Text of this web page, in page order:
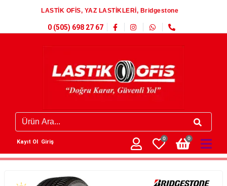
LASTİK OFİS, YAZ LASTİKLERİ, Bridgestone
0 (505) 698 27 67
Kayıt Ol Giriş
0 0